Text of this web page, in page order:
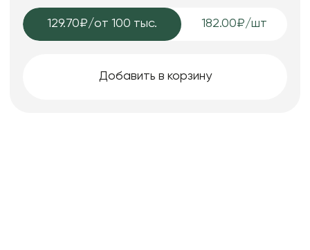
129.70₽/от 100 тыс. 182.00₽/шт
Добавить в корзину